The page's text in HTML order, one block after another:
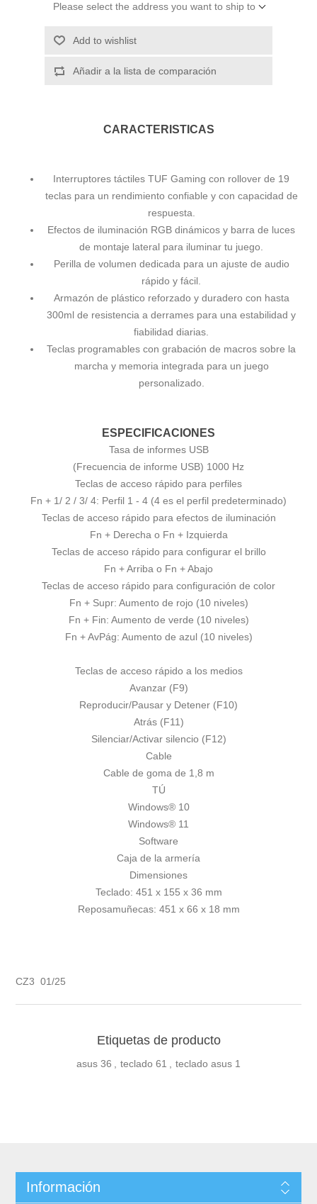
Please select the address you want to ship to
Add to wishlist
Añadir a la lista de comparación
CARACTERISTICAS
Interruptores táctiles TUF Gaming con rollover de 19
teclas para un rendimiento confiable y con capacidad de
respuesta.
Efectos de iluminación RGB dinámicos y barra de luces
de montaje lateral para iluminar tu juego.
Perilla de volumen dedicada para un ajuste de audio
rápido y fácil.
Armazón de plástico reforzado y duradero con hasta
300ml de resistencia a derrames para una estabilidad y
fiabilidad diarias.
Teclas programables con grabación de macros sobre la
marcha y memoria integrada para un juego
personalizado.
ESPECIFICACIONES
Tasa de informes USB
(Frecuencia de informe USB) 1000 Hz
Teclas de acceso rápido para perfiles
Fn + 1/ 2 / 3/ 4: Perfil 1 - 4 (4 es el perfil predeterminado)
Teclas de acceso rápido para efectos de iluminación
Fn + Derecha o Fn + Izquierda
Teclas de acceso rápido para configurar el brillo
Fn + Arriba o Fn + Abajo
Teclas de acceso rápido para configuración de color
Fn + Supr: Aumento de rojo (10 niveles)
Fn + Fin: Aumento de verde (10 niveles)
Fn + AvPág: Aumento de azul (10 niveles)
Teclas de acceso rápido a los medios
Avanzar (F9)
Reproducir/Pausar y Detener (F10)
Atrás (F11)
Silenciar/Activar silencio (F12)
Cable
Cable de goma de 1,8 m
TÚ
Windows® 10
Windows® 11
Software
Caja de la armería
Dimensiones
Teclado: 451 x 155 x 36 mm
Reposamuñecas: 451 x 66 x 18 mm
CZ3 01/25
Etiquetas de producto
asus 36 , teclado 61 , teclado asus 1
Información